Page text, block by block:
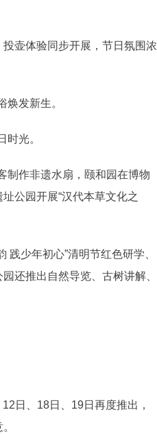
壶体验同步开展，节日氛围浓
发新生。
光。
作非遗水扇，颐和园在博物
公园开展“汉代本草文化之
少年初心”清明节红色研学、
还推出自然导览、古树讲解、
日、18日、19日再度推出，